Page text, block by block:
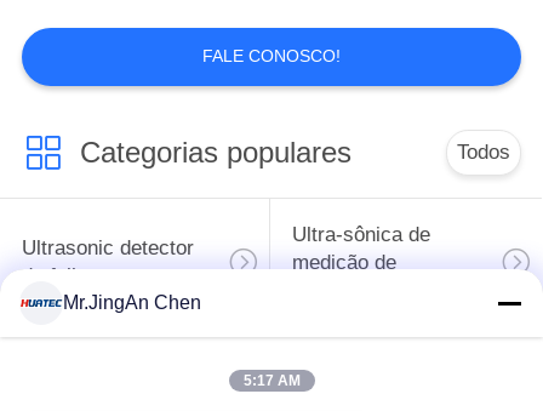
redemoinho
Penetrante Testes
19
FALE CONOSCO!
Categorias populares Todos
Ultrasonic detector
de falhas
Ultra-sônica de
medição de
Portátil da dureza
Mr.JingAn Chen
5:17 AM